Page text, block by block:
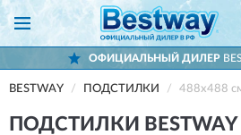
ОФИЦИАЛЬНЫЙ ДИЛЕР
BESTWAY ПОДСТИЛКИ 488х488
ПОДСТИЛКИ